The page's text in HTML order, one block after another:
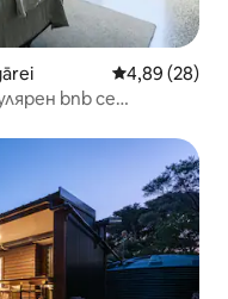
Средна
4,89 (28)
bnb се